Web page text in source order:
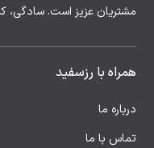
مشتریان عزیز است. سادگی،
همراه با رزسفید
درباره ما
تماس با ما